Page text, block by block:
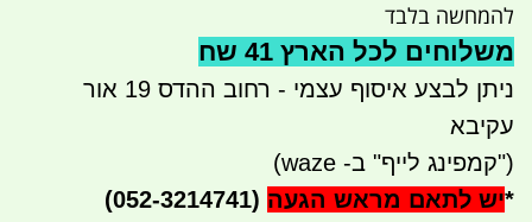
להמחשה בלבד
משלוחים לכל הארץ 41 שח
ניתן לבצע איסוף עצמי - רחוב ההדס 19 אור
עקיבא
("קמפינג לייף" ב- waze)
*יש לתאם מראש הגעה (052-3214741)